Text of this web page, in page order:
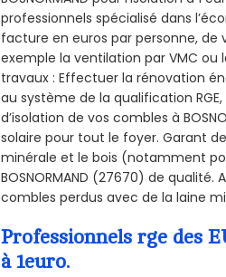
professionnels spécialisé dans
facture en euros par personne, de
exemple la ventilation par VMC ou
travaux : Effectuer la rénovation
au système de la qualification
d’isolation de vos combles à
solaire pour tout le foyer. Garant
minérale et le bois (notamment
BOSNORMAND (27670) de
combles perdus avec de la laine
Professionnels rge des
à 1euro.